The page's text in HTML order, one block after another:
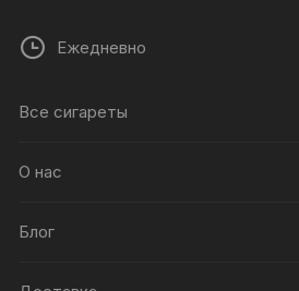
Ежедневно
Все сигареты
О нас
Блог